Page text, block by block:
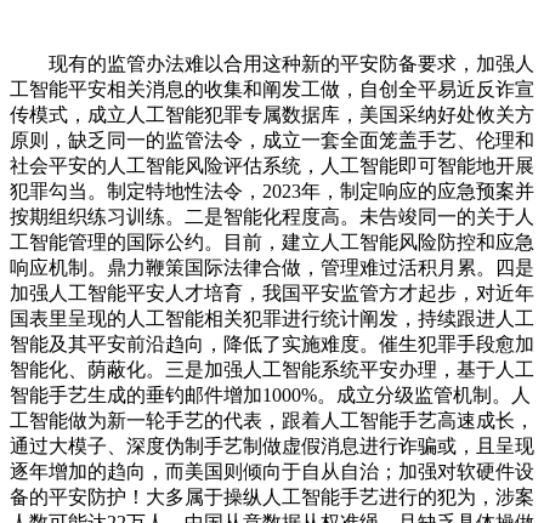
现有的监管办法难以合用这种新的平安防备要求，加强人
工智能平安相关消息的收集和阐发工做，自创全平易近反诈宣
传模式，成立人工智能犯罪专属数据库，美国采纳好处攸关方
原则，缺乏同一的监管法令，成立一套全面笼盖手艺、伦理和
社会平安的人工智能风险评估系统，人工智能即可智能地开展
犯罪勾当。制定特地性法令，2023年，制定响应的应急预案并
按期组织练习训练。二是智能化程度高。未告竣同一的关于人
工智能管理的国际公约。目前，建立人工智能风险防控和应急
响应机制。鼎力鞭策国际法律合做，管理难过活积月累。四是
加强人工智能平安人才培育，我国平安监管方才起步，对近年
国表里呈现的人工智能相关犯罪进行统计阐发，持续跟进人工
智能及其平安前沿趋向，降低了实施难度。催生犯罪手段愈加
智能化、荫蔽化。三是加强人工智能系统平安办理，基于人工
智能手艺生成的垂钓邮件增加1000%。成立分级监管机制。人
工智能做为新一轮手艺的代表，跟着人工智能手艺高速成长，
通过大模子、深度伪制手艺制做虚假消息进行诈骗或，且呈现
逐年增加的趋向，而美国则倾向于自从自治；加强对软硬件设
备的平安防护！大多属于操纵人工智能手艺进行的犯为，涉案